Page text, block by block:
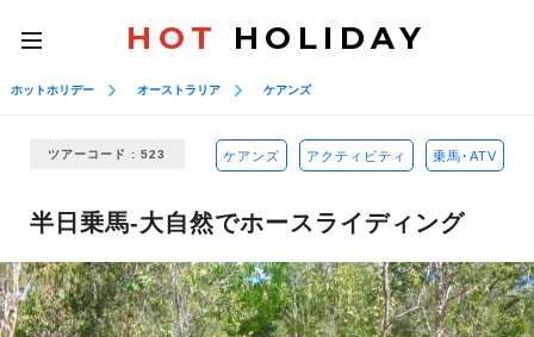
toggle
navigation
HOT HOLIDAY
ホットホリデー オーストラリア ケアンズ
ツアーコード : 523 ケアンズ アクティビティ 乗馬･ATV
半日乗馬-大自然でホースライディング